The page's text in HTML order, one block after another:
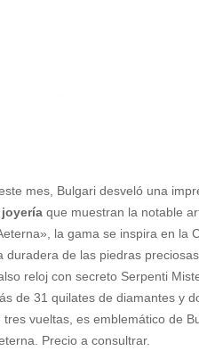
mes, Bulgari desveló una
que muestran la notable
la gama se inspira en la
duradera de las piedras
reloj con secreto Serpenti
de 31 quilates de diamantes y
tres vueltas, es emblemático de
Precio a consultrar.